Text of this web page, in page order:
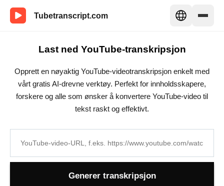
Tubetranscript.com
Last ned YouTube-transkripsjon
Opprett en nøyaktig YouTube-videotranskripsjon enkelt med
vårt gratis AI-drevne verktøy. Perfekt for innholdsskapere,
forskere og alle som ønsker å konvertere YouTube-video til
tekst raskt og effektivt.
Generer transkripsjon